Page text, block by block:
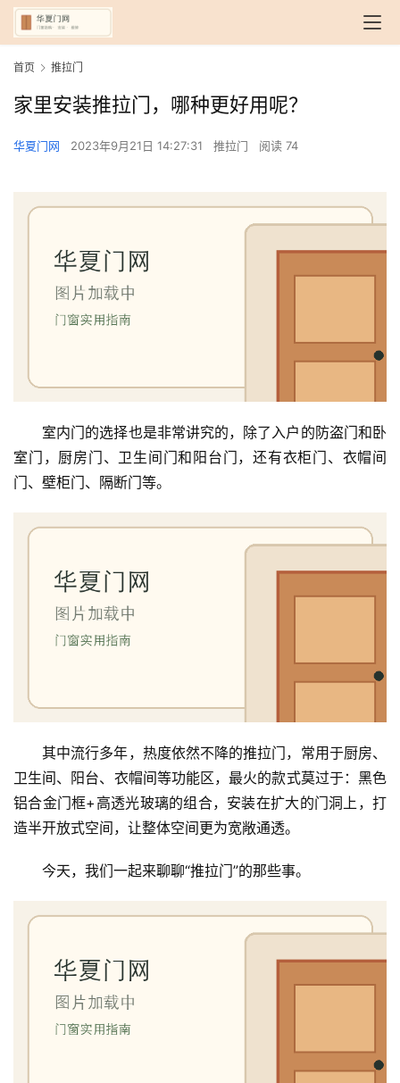
首页 推拉门
家里安装推拉门，哪种更好用呢？
华夏门网 2023年9月21日 14:27:31 推拉门 阅读 74
室内门的选择也是非常讲究的，除了入户的防盗门和卧
室门，厨房门、卫生间门和阳台门，还有衣柜门、衣帽间
门、壁柜门、隔断门等。
其中流行多年，热度依然不降的推拉门，常用于厨房、
卫生间、阳台、衣帽间等功能区，最火的款式莫过于：黑色
铝合金门框+高透光玻璃的组合，安装在扩大的门洞上，打
造半开放式空间，让整体空间更为宽敞通透。
今天，我们一起来聊聊“推拉门”的那些事。